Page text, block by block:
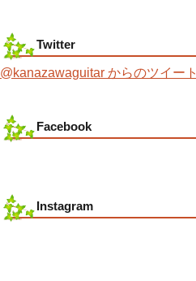
Twitter
@kanazawaguitar からのツイート
Facebook
Instagram